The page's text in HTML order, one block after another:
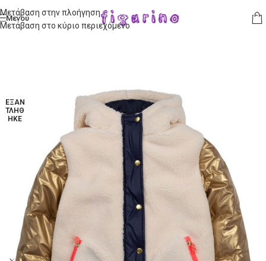
Μετάβαση στην πλοήγηση
Μετάβαση στο κύριο περιεχόμενο
Μενού
ΕΞΑΝ
ΤΛΉΘ
ΗΚΕ